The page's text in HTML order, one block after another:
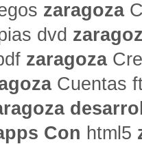
zaragoza
dvd
zaragoza
Cuentas
de
s Con html5